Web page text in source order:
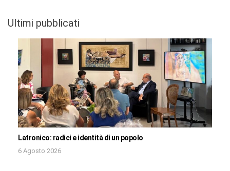
Ultimi pubblicati
Latronico: radici e identità di un popolo
6 Agosto 2026